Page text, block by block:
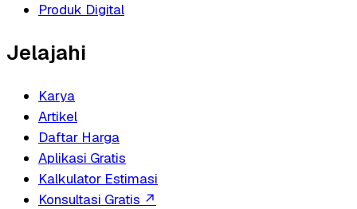
Produk Digital
Jelajahi
Karya
Artikel
Daftar Harga
Aplikasi Gratis
Kalkulator Estimasi
Konsultasi Gratis ↗